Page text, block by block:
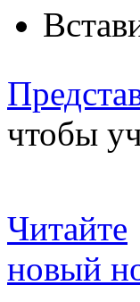
чтобы
Читайте
новый